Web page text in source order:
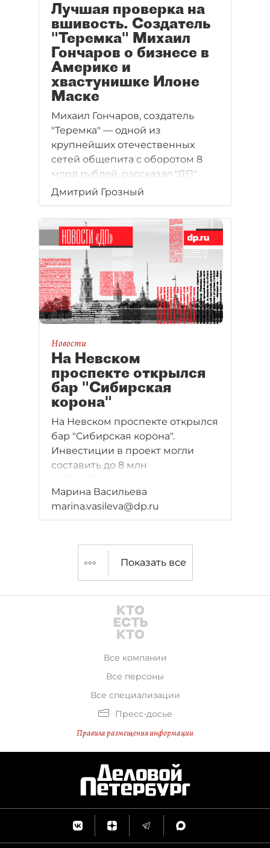
Лучшая проверка на
вшивость. Создатель
"Теремка" Михаил
Гончаров о бизнесе в
Америке и
хвастунишке Илоне
Маске
Михаил Гончаров, создатель
"Теремка" — одной из
крупнейших отечественных
сетей общепита с оборотом 8
млрд рублей, рассказал "ДП",
зачем он пошел
на американский рынок,
и объяснил, почему он считает
Илона Маска хвастунишкой.
Дмитрий Грозный
Новости
На Невском
проспекте открылся
бар "Сибирская
корона"
На Невском проспекте открылся
бар "Сибирская корона".
Инвестиции в проект могли
составить до 8 млн
считают, что размещение
на главной улице города —
большой риск для одиночного
Марина Васильева
marina.vasileva@dp.ru
Показать все
Все компании
Все персоны
Все специализации
Пресс-досье
Правила размещения информации